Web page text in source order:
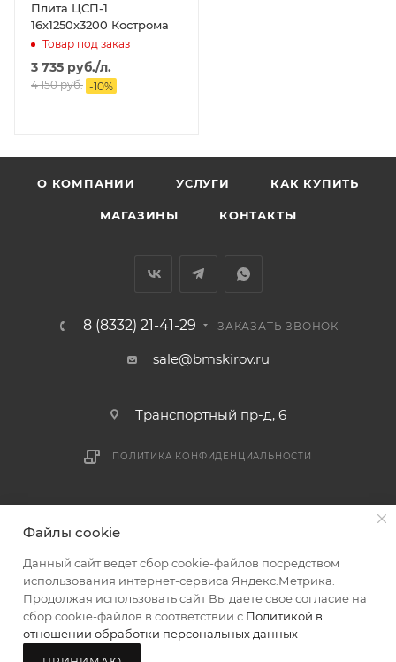
Плита ЦСП-1
16х1250х3200 Кострома
Товар под заказ
3 735 руб./л.
4 150руб. -10%
О КОМПАНИИ УСЛУГИ КАК КУПИТЬ
МАГАЗИНЫ КОНТАКТЫ
8 (8332) 21-41-29 ЗАКАЗАТЬ ЗВОНОК
sale@bmskirov.ru
Транспортный пр-д, 6
ПОЛИТИКА КОНФИДЕНЦИАЛЬНОСТИ
Файлы cookie
Данный сайт ведет сбор cookie-файлов посредством
использования интернет-сервиса Яндекс.Метрика.
Продолжая использовать сайт Вы даете свое согласие на
сбор cookie-файлов в соответствии с Политикой в
отношении обработки персональных данных